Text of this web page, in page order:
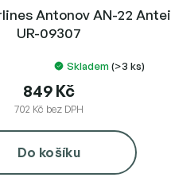
Antonov AN-22 Antei
UR-09307
Skladem(>3 ks)
702 Kč bez DPH
849 Kč
Do košíku